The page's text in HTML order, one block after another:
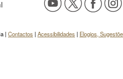
| Contactos | Acessibilidades | Elogios,